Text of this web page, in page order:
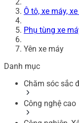
Ô tô, xe máy,
Phụ tùng xe
Yên xe máy
Danh mục
Chăm sóc sắc
Công nghệ cao